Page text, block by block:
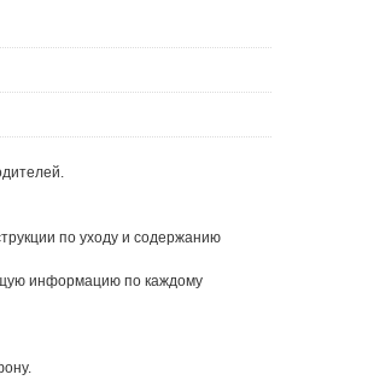
по уходу и содержанию
информацию по каждому